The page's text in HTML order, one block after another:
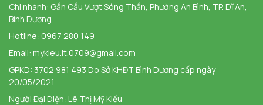
Chi nhánh: Gần Cầu Vượt Sóng Thần, Phường An Bình, TP. Dĩ An,
Bình Dương
Hotline: 0967 280 149
Email: mykieu.lt.0709@gmail.com
GPKD: 3702 981 493 Do Sở KHĐT Bình Dương cấp ngày
20/05/2021
Người Đại Diện: Lê Thị Mỹ Kiều